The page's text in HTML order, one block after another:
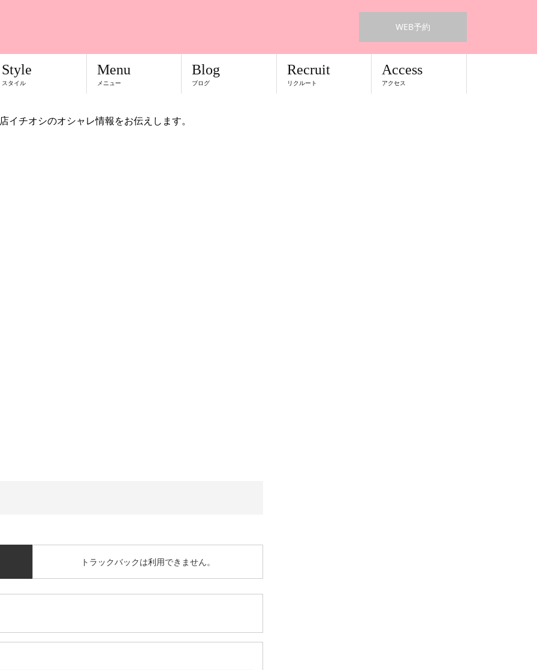
WEB予約
Style
スタイル
Menu
メニュー
Blog
ブログ
Recruit
リクルート
Access
アクセス
イチオシのオシャレ情報をお伝えします。
トラックバックは利用できません。